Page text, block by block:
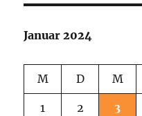
Januar 2024
M D M
1 2 3